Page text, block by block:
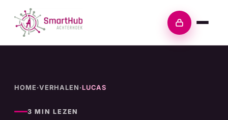
content
Inloggen
HOME ·VERHALEN ·LUCAS
3 MIN LEZEN